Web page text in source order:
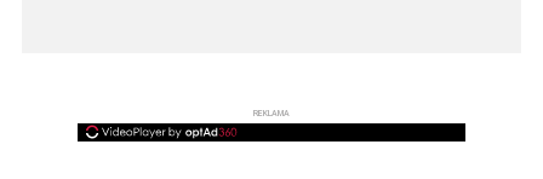
REKLAMA